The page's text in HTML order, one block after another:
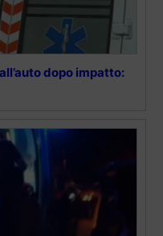
dopo impatto: